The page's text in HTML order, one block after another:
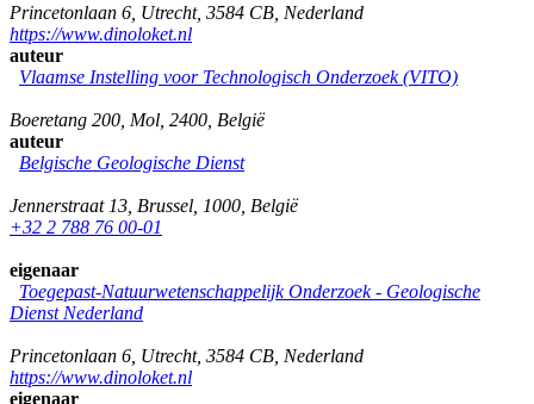
Princetonlaan 6 Utrecht, 3584 CB Nederland
https://www.dinoloket.nl
auteur
Vlaamse Instelling voor Technologisch Onderzoek (VITO)
Boeretang 200 Mol 2400 België
auteur
Belgische Geologische Dienst
Jennerstraat 13 Brussel 1000 België
+32 2 788 76 00-01
eigenaar
Toegepast-Natuurwetenschappelijk Onderzoek - Geologische
Dienst Nederland
Princetonlaan 6 Utrecht, 3584 CB Nederland
https://www.dinoloket.nl
eigenaar